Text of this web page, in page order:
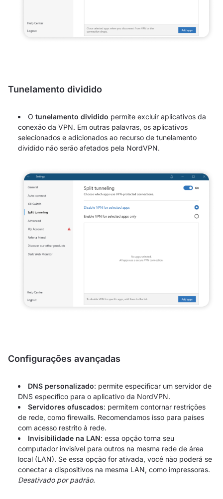
Tunelamento dividido
O tunelamento dividido permite excluir aplicativos da
conexão da VPN. Em outras palavras, os aplicativos
selecionados e adicionados ao recurso de tunelamento
dividido não serão afetados pela NordVPN.
Configurações avançadas
DNS personalizado: permite especificar um servidor de
DNS específico para o aplicativo da NordVPN.
Servidores ofuscados: permitem contornar restrições
de rede, como firewalls. Recomendamos isso para países
com acesso restrito à rede.
Invisibilidade na LAN: essa opção torna seu
computador invisível para outros na mesma rede de área
local (LAN). Se essa opção for ativada, você não poderá se
conectar a dispositivos na mesma LAN, como impressoras.
Desativado por padrão.